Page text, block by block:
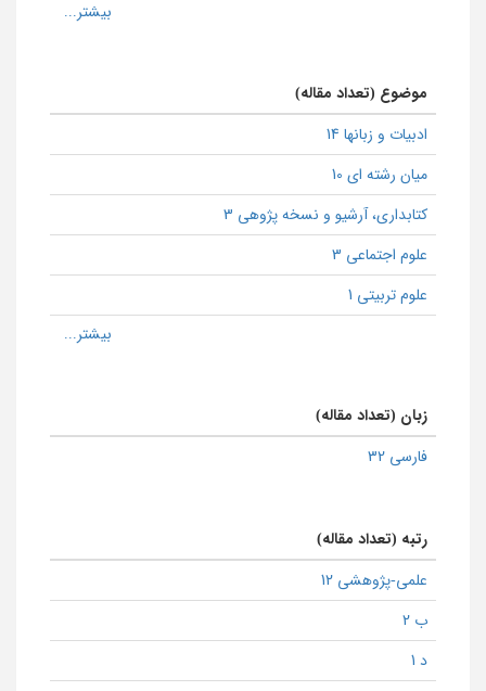
موضوع (تعداد مقاله)
ادبیات و زبانها 14
میان رشته ای 10
كتابداری، آرشیو و نسخه پژوهی 3
علوم اجتماعی 3
علوم تربیتی 1
زبان (تعداد مقاله)
فارسی 32
رتبه (تعداد مقاله)
علمی-پژوهشی 12
ب 2
د 1